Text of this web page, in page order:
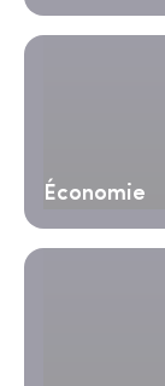
Économie